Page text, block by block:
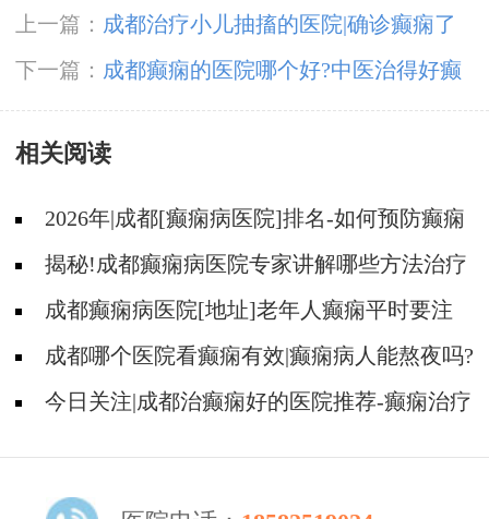
上一篇： 成都治疗小儿抽搐的医院|确诊癫痫了
需要住院治疗吗?
下一篇： 成都癫痫的医院哪个好?中医治得好癫
痫吗?怎么治?
相关阅读
2026年|成都[癫痫病医院]排名-如何预防癫痫
治疗走入误区?
揭秘!成都癫痫病医院专家讲解哪些方法治疗
癫痫好?
成都癫痫病医院[地址]老年人癫痫平时要注
意什么?
成都哪个医院看癫痫有效|癫痫病人能熬夜吗?
今日关注|成都治癫痫好的医院推荐-癫痫治疗